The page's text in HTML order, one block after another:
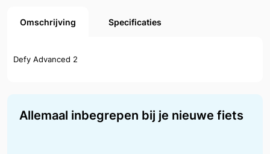
Omschrijving Specificaties
Defy Advanced 2
Allemaal inbegrepen bij je nieuwe fiets